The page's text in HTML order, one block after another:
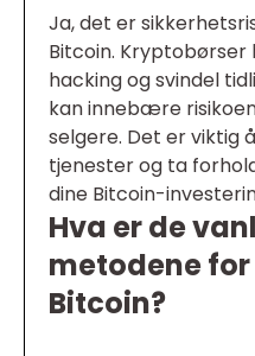
Ja, det er
Bitcoin.
hacking og svindel
kan innebære
selgere. Det er viktig
tjenester og ta
dine Bitcoin-
Hva er de
metodene
Bitcoin?